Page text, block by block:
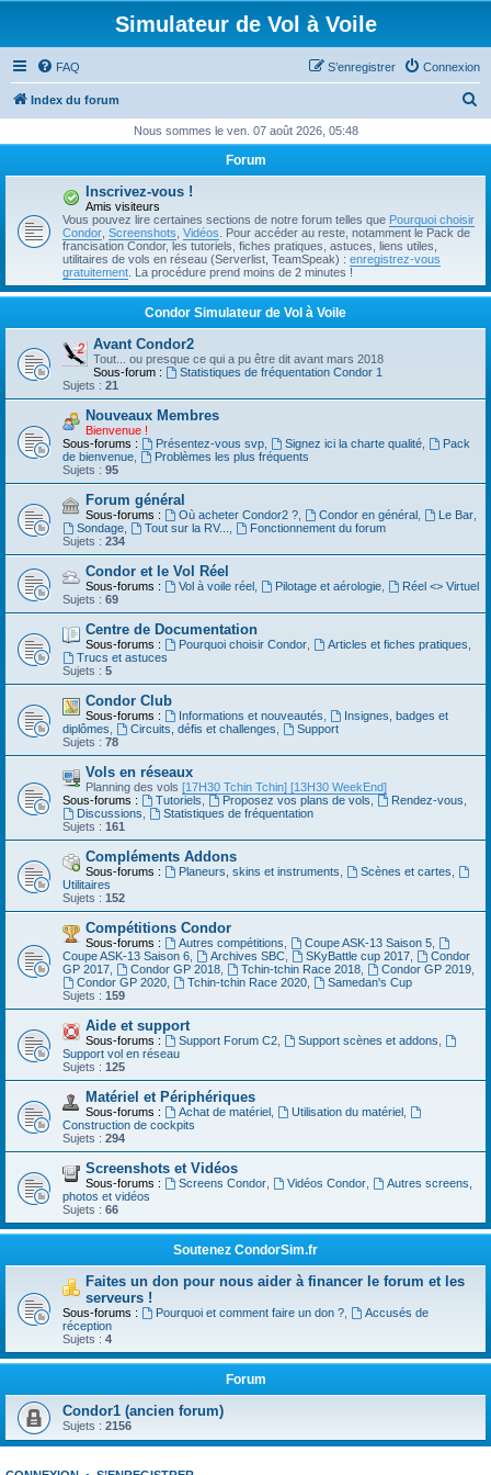
Simulateur de Vol à Voile
FAQ Connexion
S’enregistrer
Index du forum
h
h
Nous sommes le ven. 07 août 2026, 05:48
Forum
Inscrivez-vous !
Amis visiteurs
Vous pouvez lire certaines sections de notre forum telles que Pourquoi choisir
Condor Screenshots Vidéos . Pour accéder au reste, notamment le Pack de
francisation Condor, les tutoriels, fiches pratiques, astuces, liens utiles,
utilitaires de vols en réseau (Serverlist, TeamSpeak) : enregistrez-vous
gratuitement . La procédure prend moins de 2 minutes !
Condor Simulateur de Vol à Voile
Avant Condor2
Tout... ou presque ce qui a pu être dit avant mars 2018
Sous-forum :
Statistiques de fréquentation Condor 1
Sujets : 21
Nouveaux Membres
Bienvenue !
Sous-forums :
Présentez-vous svp, Signez ici la charte qualité,
Pack
de bienvenue
Problèmes les plus fréquents
Sujets : 95
Forum général
Sous-forums : Où acheter Condor2 ?, Condor en général, Le Bar,
Sondage, Tout sur la RV...
Fonctionnement du forum
Sujets : 234
Condor et le Vol Réel
Sous-forums : Vol à voile réel, Pilotage et aérologie,
Réel <> Virtuel
Sujets : 69
Centre de Documentation
Sous-forums : Pourquoi choisir Condor, Articles et fiches pratiques
Trucs et astuces
Sujets : 5
Condor Club
Sous-forums : Informations et nouveautés
Insignes, badges et
diplômes
Circuits, défis et challenges
Support
Sujets : 78
Vols en réseaux
Planning des vols [17H30 Tchin Tchin] [13H30 WeekEnd]
Sous-forums :
Tutoriels Proposez vos plans de vols Rendez-vous
Discussions
Statistiques de fréquentation
Sujets : 161
Compléments Addons
Sous-forums : Planeurs, skins et instruments Scènes et cartes
Utilitaires
Sujets : 152
Compétitions Condor
Sous-forums : Autres compétitions Coupe ASK-13 Saison 5,
Coupe ASK-13 Saison 6
Archives SBC, SKyBattle cup 2017,
Condor
GP 2017
Condor GP 2018, Tchin-tchin Race 2018, Condor GP 2019,
Condor GP 2020, Tchin-tchin Race 2020,
Samedan's Cup
Sujets : 159
Aide et support
Sous-forums : Support Forum C2, Support scènes et addons
Support vol en réseau
Sujets : 125
Matériel et Périphériques
Sous-forums : Achat de matériel, Utilisation du matériel,
Construction de cockpits
Sujets : 294
Screenshots et Vidéos
Sous-forums : Screens Condor, Vidéos Condor,
Autres screens,
photos et vidéos
Sujets : 66
Soutenez CondorSim.fr
Faites un don pour nous aider à financer le forum et les
serveurs !
Sous-forums : Pourquoi et comment faire un don ?,
Accusés de
réception
Sujets : 4
Forum
Condor1 (ancien forum)
Sujets : 2156